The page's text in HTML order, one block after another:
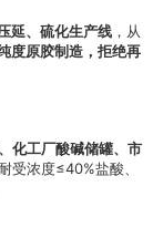
延、硫化生产线 ，从
度原胶制造，拒绝再
化工厂酸碱储罐、市
受浓度≤40%盐酸、